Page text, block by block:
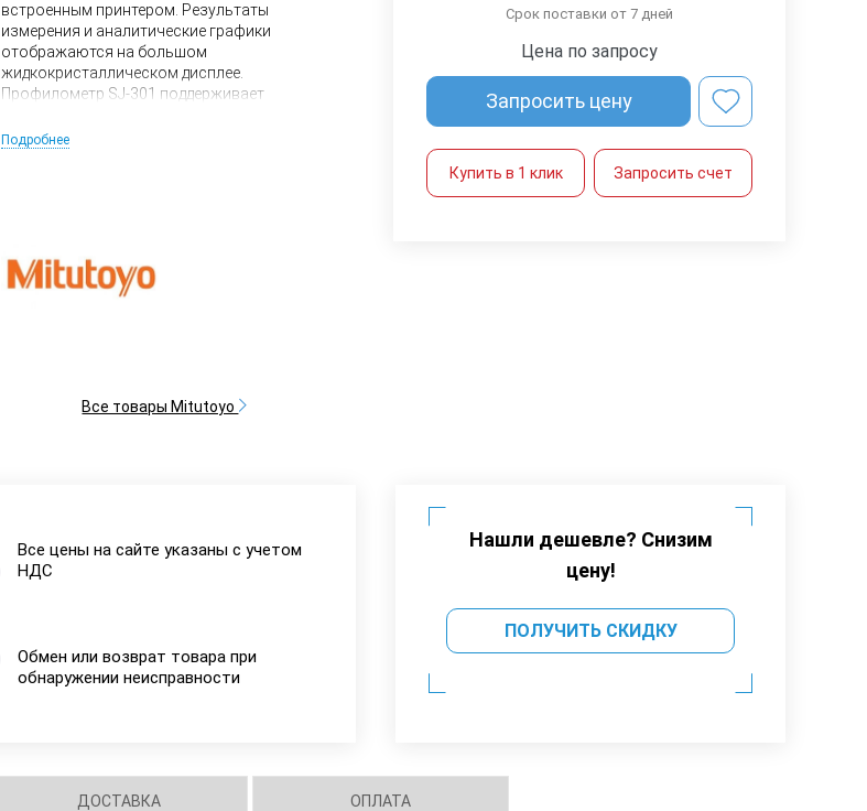
встроенным принтером. Результаты
измерения и аналитические графики
отображаются на большом
жидкокристаллическом дисплее.
Профилометр SJ-301 поддерживает
ISO, ANSI и JIS. Результаты измерений
условий измерения, а также результатов и
статистических данных этих измерений.
Измеритель шероховатости Surftest SJ-201
Подробнее
Все товары Mitutoyo
Срок поставки от 7 дней
Цена по запросу
Запросить цену
Купить в 1 клик Запросить счет
Все цены на сайте указаны с учетом
НДС
Обмен или возврат товара при
обнаружении неисправности
Нашли дешевле? Снизим
цену!
ПОЛУЧИТЬ СКИДКУ
ДОСТАВКА ОПЛАТА